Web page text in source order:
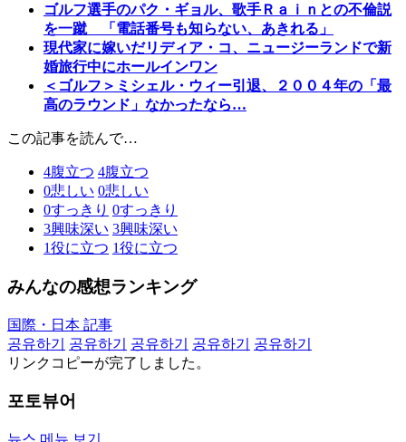
ゴルフ選手のパク・ギョル、歌手Ｒａｉｎとの不倫説
を一蹴 「電話番号も知らない、あきれる」
現代家に嫁いだリディア・コ、ニュージーランドで新
婚旅行中にホールインワン
＜ゴルフ＞ミシェル・ウィー引退、２００４年の「最
高のラウンド」なかったなら…
この記事を読んで…
4腹立つ 4腹立つ
0悲しい 0悲しい
0すっきり 0すっきり
3興味深い 3興味深い
1役に立つ 1役に立つ
みんなの感想ランキング
国際・日本 記事
공유하기
공유하기 공유하기 공유하기
공유하기
リンクコピーが完了しました。
포토뷰어
뉴스 메뉴 보기